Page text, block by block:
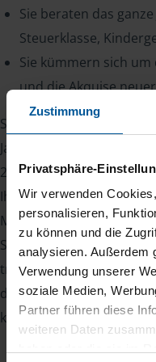
Zustimmung
Privatsphäre-
Wir verwenden
personalisieren,
zu können und die
analysieren. Außerdem
Verwendung unserer
soziale Medien,
Partner führen diese
weiteren Daten
Sie beraten das
Steuerklasse,
Sie kümmern sich
und die Akquise
Sie sehen: Mit einer VLH-
Jahr über etwas zu tun.
28. Februar des
Ihre Mitglieder
Mitglieder auch während
Sie zu. Ihr Vorteil:
treu und sorgen für
den eigenen Bestand
kommende Jahr